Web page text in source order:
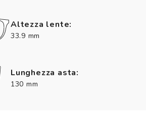
Altezza lente:
33.9 mm
Lunghezza asta:
130 mm